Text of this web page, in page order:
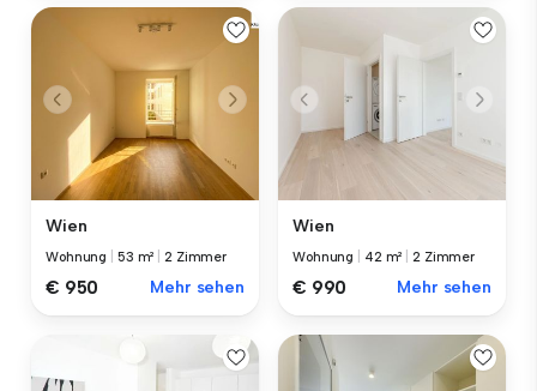
Wien
Wohnung 53 m² |2 Zimmer
€ 950 Mehr sehen
Wien
Wohnung 42 m² |2 Zimmer
€ 990 Mehr sehen